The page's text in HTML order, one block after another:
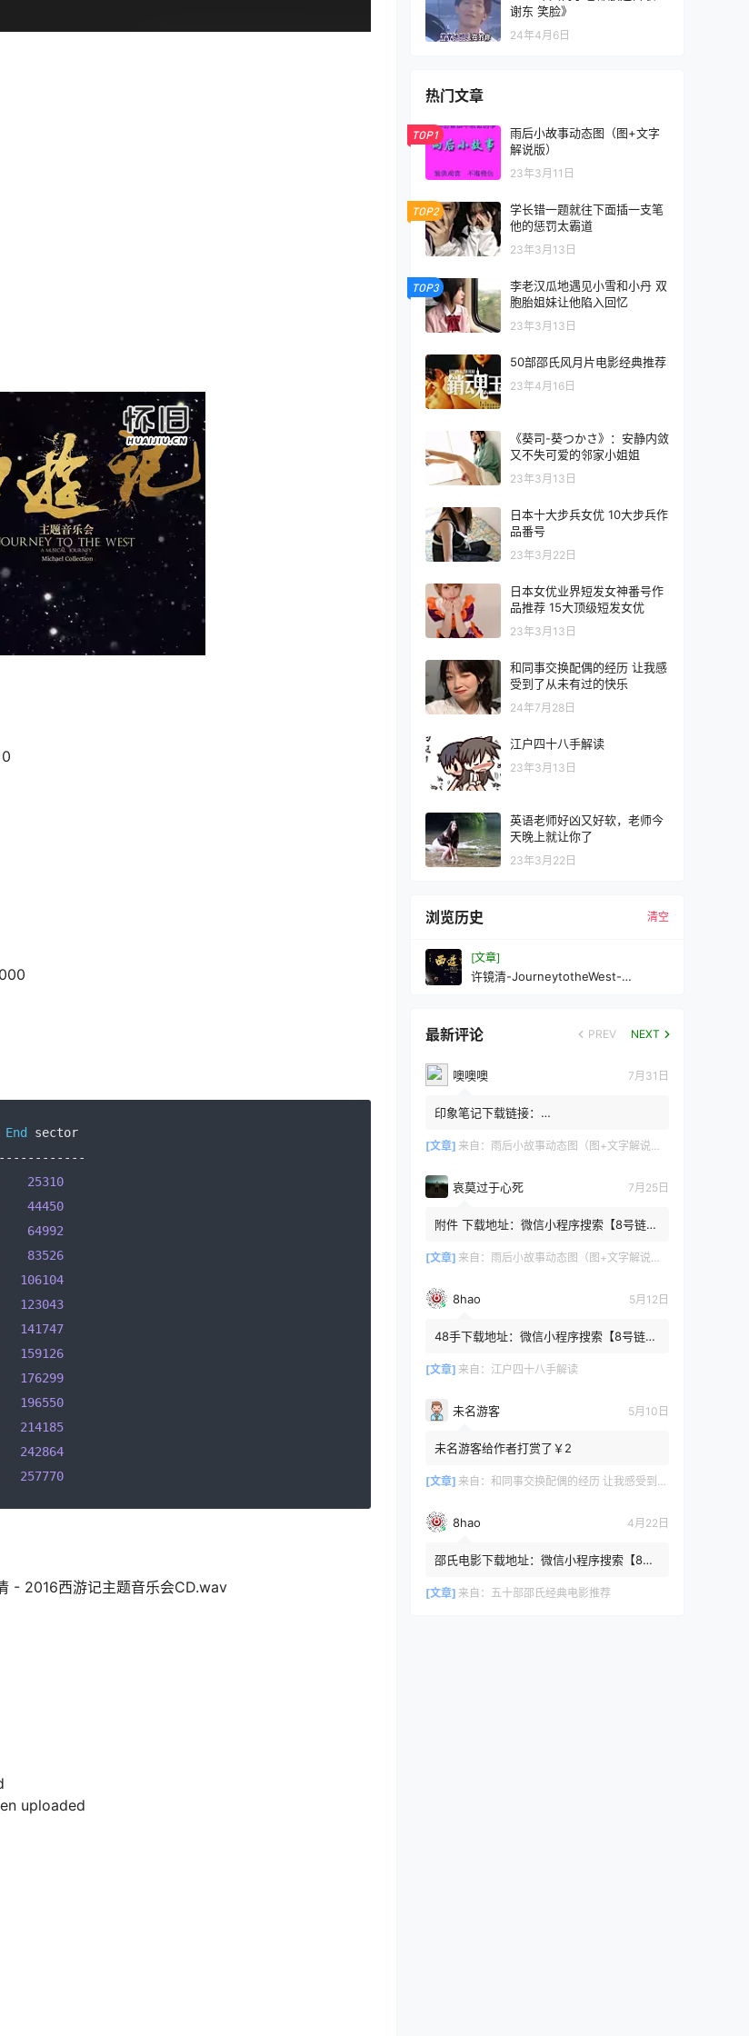
End sector
25310
44450
64992
83526
106104
123043
141747
159126
176299
196550
214185
242864
257770
- 2016西游记主题音乐会CD.wav
uploaded
谢东 笑脸》
24年4月6日
热门文章
TOP1
雨后小故事动态图（图+文字
解说版）
23年3月11日
TOP2
学长错一题就往下面插一支笔
他的惩罚太霸道
23年3月13日
TOP3
李老汉瓜地遇见小雪和小丹 双
胞胎姐妹让他陷入回忆
23年3月13日
50部邵氏风月片电影经典推荐
23年4月16日
《葵司-葵つかさ》：安静内敛
又不失可爱的邻家小姐姐
23年3月13日
日本十大步兵女优 10大步兵作
品番号
23年3月22日
日本女优业界短发女神番号作
品推荐 15大顶级短发女优
23年3月13日
和同事交换配偶的经历 让我感
受到了从未有过的快乐
24年7月28日
江户四十八手解读
23年3月13日
英语老师好凶又好软，老师今
天晚上就让你了
23年3月22日
浏览历史 清空
[文章]
许镜清-JourneytotheWest-
最新评论 PREV NEXT
噢噢噢 7月31日
印象笔记下载链接：
[文章] 来自： 雨后小故事动态图（图+文字解说版）
哀莫过于心死 7月25日
附件 下载地址：微信小程序搜索【8号链
或保存下方二维码微信里...
[文章] 来自： 雨后小故事动态图（图+文字解说版）
8hao 5月12日
48手下载地址：微信小程序搜索【8号链
或保存下方二维码微信里识别
[文章] 来自： 江户四十八手解读
未名游客 5月10日
未名游客给作者打赏了￥2
[文章] 来自： 和同事交换配偶的经历 让我感受到了从未有过的快乐
8hao 4月22日
邵氏电影下载地址：微信小程序搜索【8号
令或保存下方二维码微...
[文章] 来自： 五十部邵氏经典电影推荐